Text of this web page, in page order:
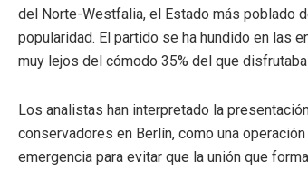
del Norte-Westfalia, el Estado más poblado
popularidad. El partido se ha hundido en las
muy lejos del cómodo 35% del que
Los analistas han interpretado la
conservadores en Berlín, como una
emergencia para evitar que la unión que